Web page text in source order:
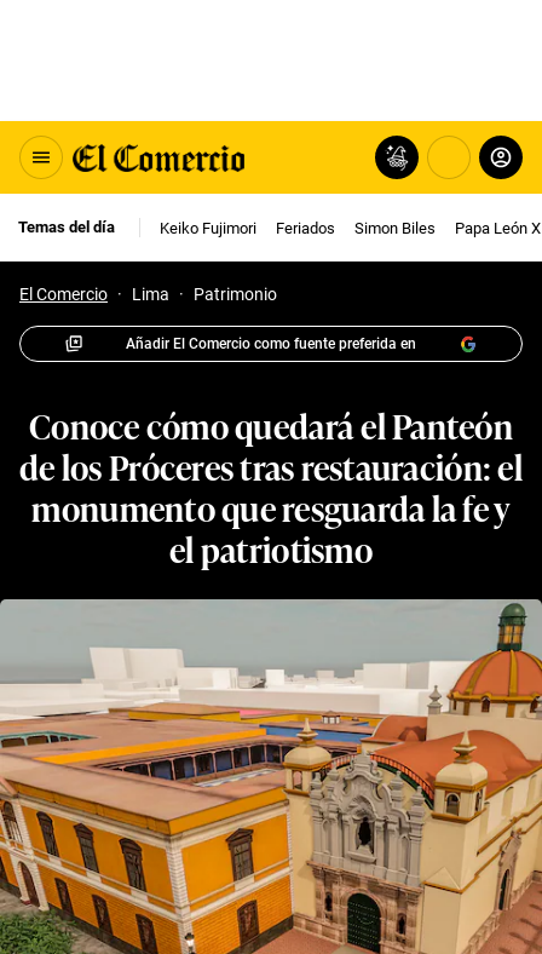
Temas del día Keiko Fujimori Feriados Simon Biles Papa León
El Comercio · Lima · Patrimonio
Añadir El Comercio como fuente preferida en
Conoce cómo quedará el Panteón
de los Próceres tras restauración: el
monumento que resguarda la fe y
el patriotismo